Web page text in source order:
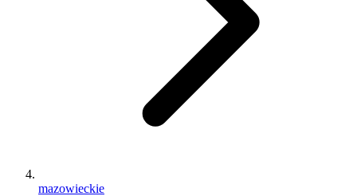
mazowieckie